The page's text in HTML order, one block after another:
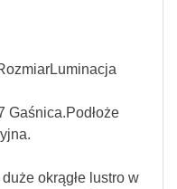
Gaśnica.Podłoże
okrągłe lustro w